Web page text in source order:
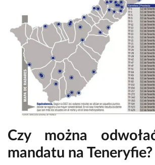
Czy można
mandatu na Teneryfie?